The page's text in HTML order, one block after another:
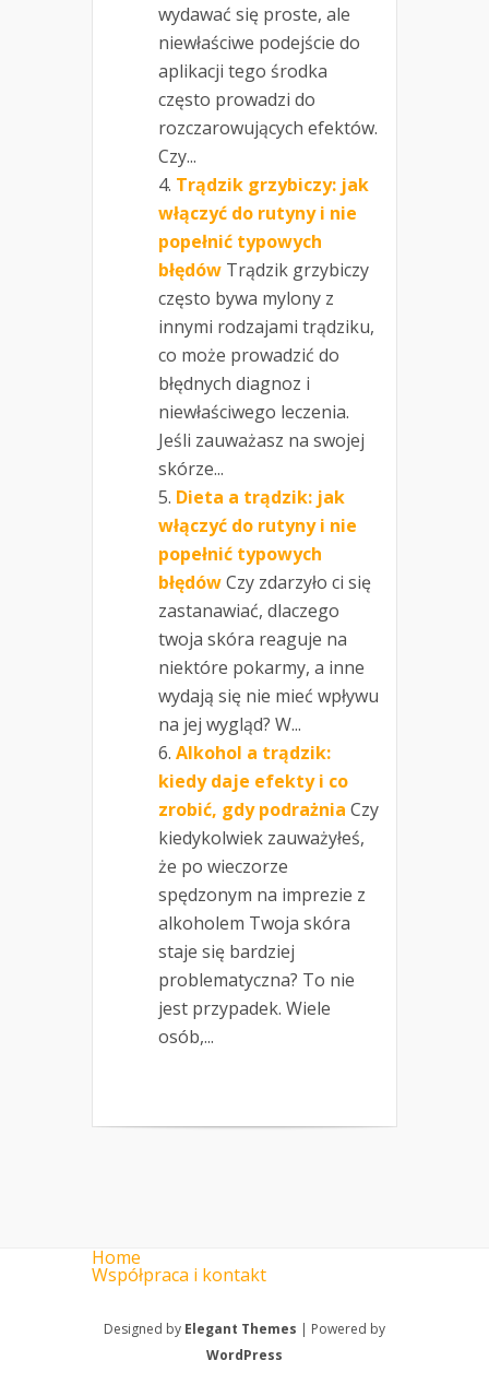
wydawać się proste, ale
niewłaściwe podejście do
aplikacji tego środka
często prowadzi do
rozczarowujących efektów.
Czy...
Trądzik grzybiczy: jak
włączyć do rutyny i nie
popełnić typowych
błędów Trądzik grzybiczy
często bywa mylony z
innymi rodzajami trądziku,
co może prowadzić do
błędnych diagnoz i
niewłaściwego leczenia.
Jeśli zauważasz na swojej
skórze...
Dieta a trądzik: jak
włączyć do rutyny i nie
popełnić typowych
błędówCzy zdarzyło ci się
zastanawiać, dlaczego
twoja skóra reaguje na
niektóre pokarmy, a inne
wydają się nie mieć wpływu
na jej wygląd? W...
Alkohol a trądzik:
kiedy daje efekty i co
zrobić, gdy podrażnia Czy
kiedykolwiek zauważyłeś,
że po wieczorze
spędzonym na imprezie z
alkoholem Twoja skóra
staje się bardziej
problematyczna? To nie
jest przypadek. Wiele
osób,...
Home
Współpraca i kontakt
Designed by Elegant Themes | Powered by
WordPress